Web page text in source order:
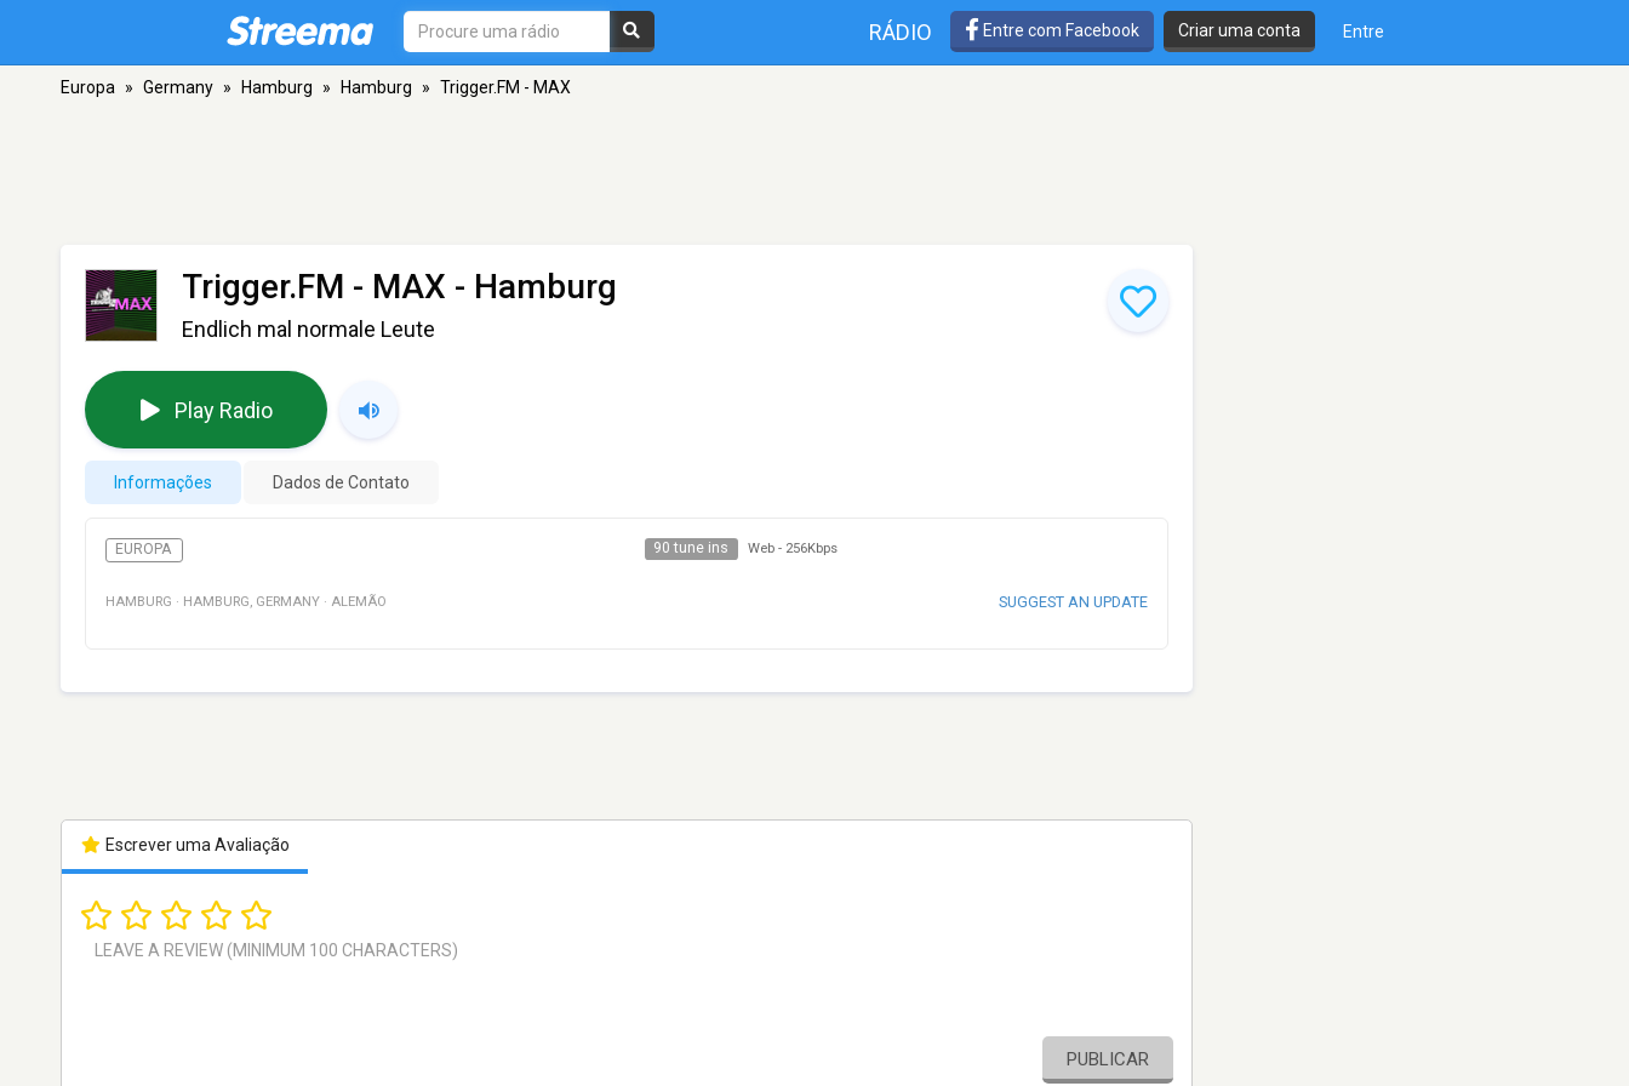
RÁDIO Entre com Facebook Criar uma conta Entre
Europa » Germany » Hamburg » Hamburg » Trigger.FM - MAX
Trigger.FM - MAX - Hamburg
Endlich mal normale Leute
Play Radio
Informações Dados de Contato
EUROPA 90 tune ins Web - 256Kbps
HAMBURG · HAMBURG, GERMANY · ALEMÃO SUGGEST AN UPDATE
Escrever uma Avaliação
PUBLICAR